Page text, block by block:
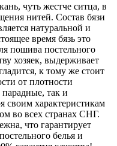
чуть жестче ситца, в
нитей. Состав бязи
натуральной и
время бязь это
пошива постельного
хозяек, выдерживает
к тому же стоит
от плотности
так и
своим характеристикам
во всех странах СНГ.
что гарантирует
белья и